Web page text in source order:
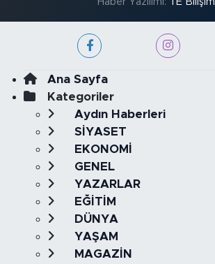
Ana Sayfa
Kategoriler
Aydın Haberleri
SİYASET
EKONOMİ
GENEL
YAZARLAR
EĞİTİM
DÜNYA
YAŞAM
MAGAZİN